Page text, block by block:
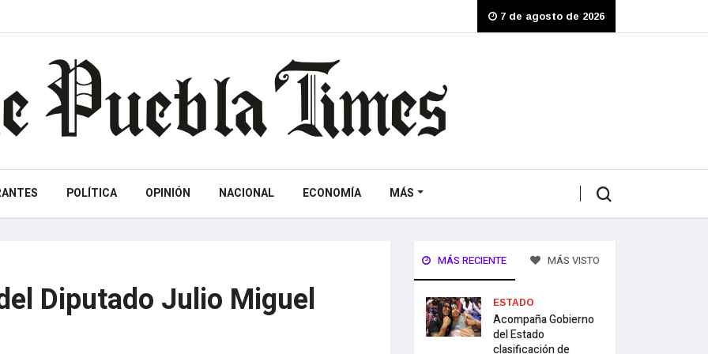
7 de agosto de 2026
POLÍTICA OPINIÓN NACIONAL ECONOMÍA MÁS
Diputado Julio Miguel
MÁS RECIENTE MÁS VISTO
ESTADO
Acompaña Gobierno
del Estado
clasificación de